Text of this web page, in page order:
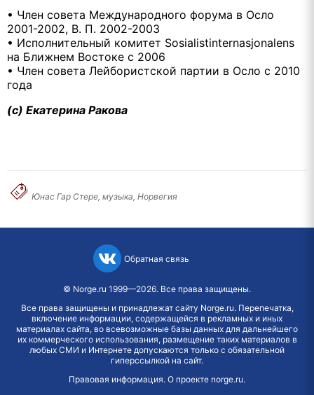
• Член совета Международного форума в Осло
2001-2002, В. П. 2002-2003
• Исполнительный комитет Sosialistinternasjonalens
на Ближнем Востоке с 2006
• Член совета Лейбористской партии в Осло с 2010
года
(c) Екатерина Ракова
Юнас Гар Стере, музыка, Норвегия
Обратная связь
© Norge.ru 1999—2026. Все права защищены.
Все права защищены и принадлежат сайту Norge.ru. Перепечатка,
включение информации, содержащейся в рекламных и иных
материалах сайта, во всевозможные базы данных для дальнейшего
их коммерческого использования, размещение таких материалов в
любых СМИ и Интернете допускаются только с обязательной
гиперссылкой на сайт.
Правовая информация. О проекте norge.ru.